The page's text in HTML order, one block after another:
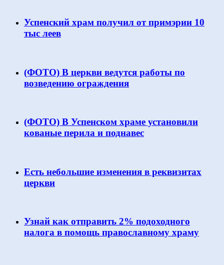
Успенский храм получил от примэрии 10
тыс леев
(ФОТО) В церкви ведутся работы по
возведению ограждения
(ФОТО) В Успенском храме установили
кованые перила и поднавес
Есть небольшие изменения в реквизитах
церкви
Узнай как отправить 2% подоходного
налога в помощь православному храму